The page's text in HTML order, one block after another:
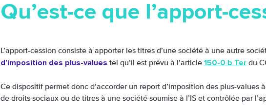
Qu’est-ce que l’apport-
L’apport-cession consiste à apporter les titres d’une société à une autre
d’imposition des plus-values tel qu’il est prévu à l’article 150-0 b Ter du
Ce dispositif permet donc d’accorder un report d’imposition des plus-values
de droits sociaux ou de titres à une société soumise à l’IS et contrôlée par